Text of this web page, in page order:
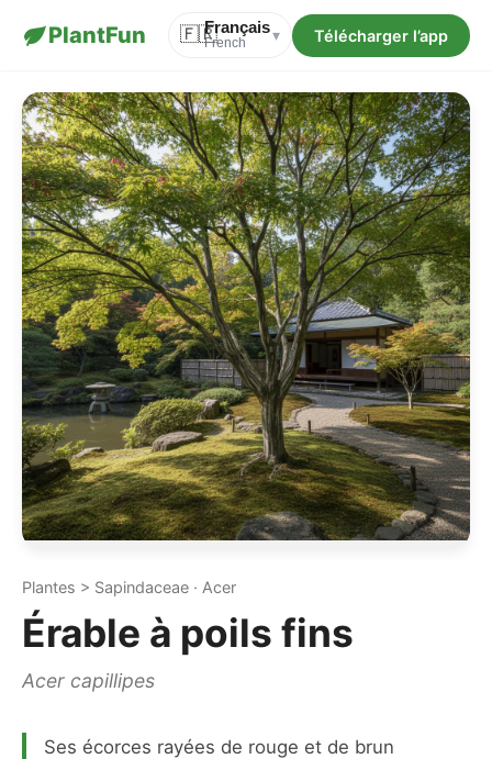
PlantFun 🇫🇷Français
French ▾ Télécharger l’app
Plantes > Sapindaceae · Acer
Érable à poils fins
Acer capillipes
Ses écorces rayées de rouge et de brun